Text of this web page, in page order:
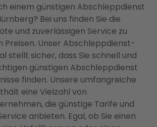
einem günstigen Abschleppdienst
Bei uns finden Sie die
und zuverlässigen Service zu
Preisen. Unser Abschleppdienst-
stellt sicher, dass Sie schnell und
günstigen Abschleppdienst
finden. Unsere umfangreiche
eine Vielzahl von
die günstige Tarife und
anbieten. Egal, ob Sie einen